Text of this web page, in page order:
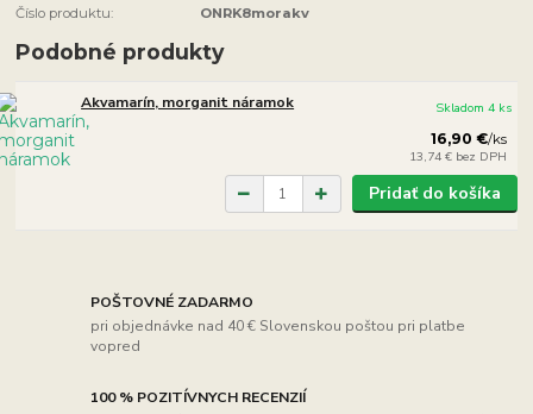
Číslo produktu: ONRK8morakv
Podobné produkty
Akvamarín, morganit náramok
16,90 €/ks
13,74 € bez DPH
Skladom 4 ks
Pridať do košíka
POŠTOVNÉ ZADARMO
pri objednávke nad 40 € Slovenskou poštou pri platbe
vopred
100 % POZITÍVNYCH RECENZIÍ